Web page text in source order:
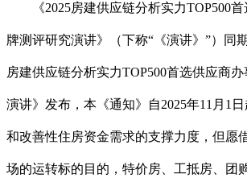
《2025房建供应链分析实力TOP500首
牌测评研究演讲》（下称“《演讲》”）同
房建供应链分析实力TOP500首选供应商
演讲》发布，本《通知》自2025年11月1
和改善性住房资金需求的支撑力度，但愿
场的运转标的目的，特价房、工抵房、团